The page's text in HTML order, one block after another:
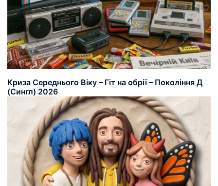
Криза Середнього Віку – Гіт на обрії – Покоління Д
(Сингл) 2026